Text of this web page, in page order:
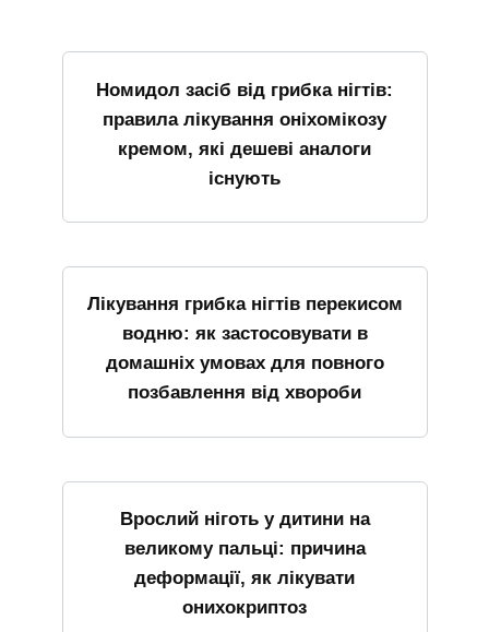
Номидол засіб від грибка нігтів:
правила лікування оніхомікозу
кремом, які дешеві аналоги
існують
Лікування грибка нігтів перекисом
водню: як застосовувати в
домашніх умовах для повного
позбавлення від хвороби
Врослий ніготь у дитини на
великому пальці: причина
деформації, як лікувати
онихокриптоз